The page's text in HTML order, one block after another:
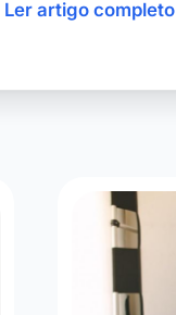
Ler artigo completo